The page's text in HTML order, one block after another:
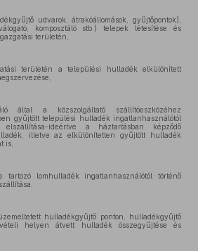
udvarok, átrakóállomások, gyűjtőpontok),
komposztáló stb.) telepek létesítése és
területén,
területén a települési hulladék elkülönített
által a közszolgáltató szállítóeszközéhez
gyűjtött települési hulladék ingatlanhasználótól
ideértve a háztartásban képződő
illetve az elkülönítetten gyűjtött hulladék
is,
tartozó lomhulladék ingatlanhasználótól történő
hulladékgyűjtő ponton, hulladékgyűjtő
helyen átvett hulladék összegyűjtése és